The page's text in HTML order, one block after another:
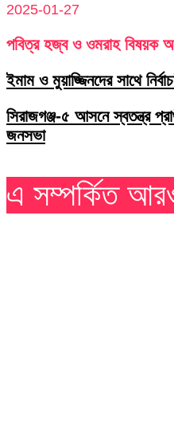
2025-01-27
পবিত্র হজ্ব ও ওমরাহ বিষয়ক
ইমাম ও মুয়াজ্জিনদের সাথে
সিরাজগঞ্জ-৫ আসনে স্বতন্ত্র
জনসভা
এ সম্পর্কিত